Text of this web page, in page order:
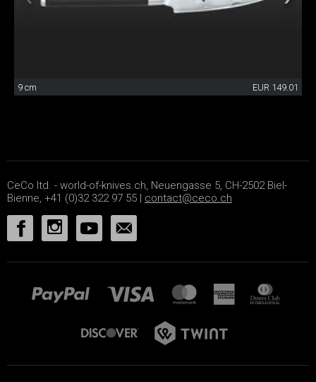
9 cm EUR 149.01
CeCo ltd. - world-of-knives.ch, Neuengasse 5, CH-2502 Biel-
Bienne, +41 (0)32 322 97 55 | contact@ceco.ch